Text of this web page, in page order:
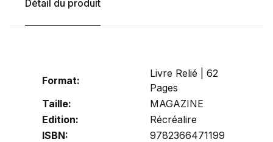
Détail du produit
Format:
Livre Relié | 62
Pages
Taille:
MAGAZINE
Edition:
Récréalire
ISBN:
9782366471199